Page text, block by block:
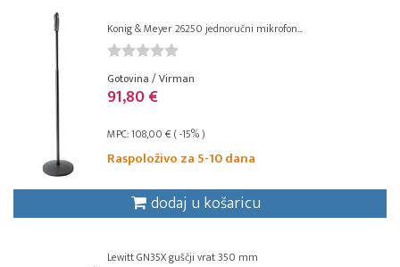
Konig & Meyer 26250 jednoručni mikrofon...
Gotovina / Virman
91,80 €
MPC: 108,00 € ( -15% )
Raspoloživo za 5-10 dana
dodaj u košaricu
Lewitt GN35X guščji vrat 350 mm